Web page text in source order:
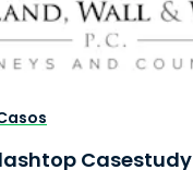
Casestudy